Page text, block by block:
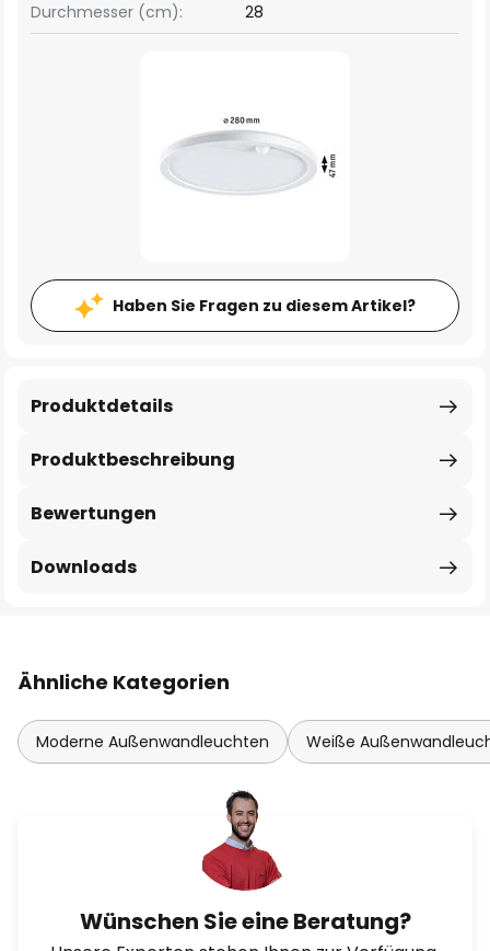
Durchmesser (cm):
28
Haben Sie Fragen zu diesem Artikel?
Produktbeschreibung
Produktdetails
Bewertungen
Downloads
Ähnliche Kategorien
Moderne Außenwandleuchten Weiße
Wünschen Sie eine Beratung?